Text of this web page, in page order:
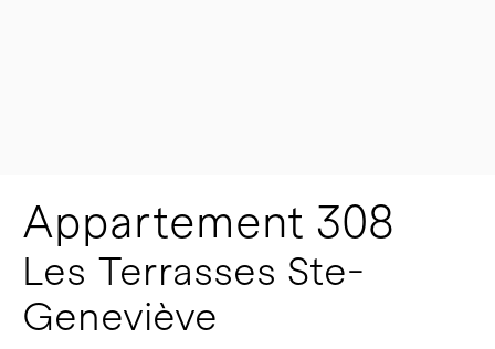
Appartement 308
Les Terrasses Ste-
Geneviève